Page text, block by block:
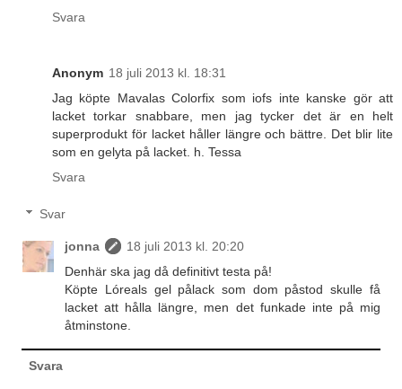
Svara
Anonym 18 juli 2013 kl. 18:31
Jag köpte Mavalas Colorfix som iofs inte kanske gör att
lacket torkar snabbare, men jag tycker det är en helt
superprodukt för lacket håller längre och bättre. Det blir lite
som en gelyta på lacket. h. Tessa
Svara
Svar
jonna
18 juli 2013 kl. 20:20
Denhär ska jag då definitivt testa på!
Köpte Lóreals gel pålack som dom påstod skulle få
lacket att hålla längre, men det funkade inte på mig
åtminstone.
Svara